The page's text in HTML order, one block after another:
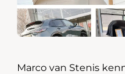
Marco van Stenis